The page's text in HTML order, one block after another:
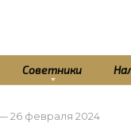
Советники
26 февраля 2024